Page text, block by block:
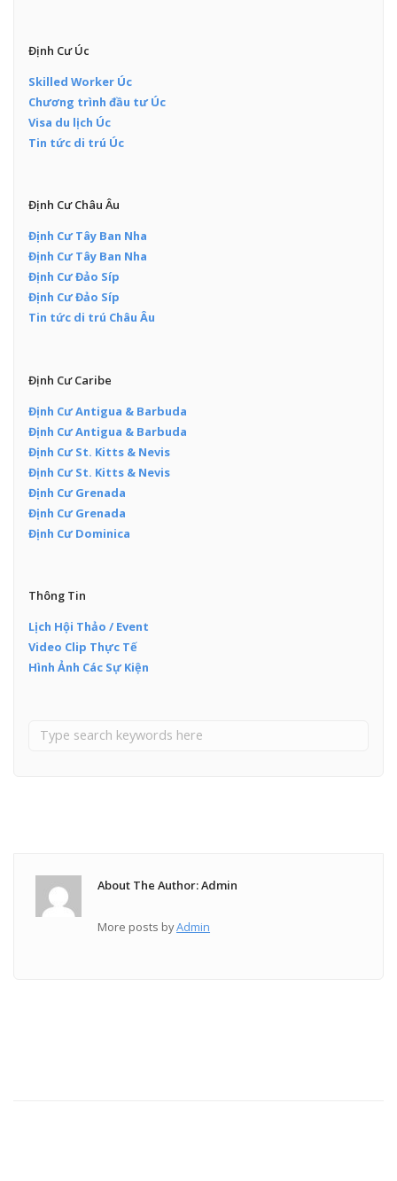
Định Cư Úc
Skilled Worker Úc
Chương trình đầu tư Úc
Visa du lịch Úc
Tin tức di trú Úc
Định Cư Châu Âu
Định Cư Tây Ban Nha
Định Cư Tây Ban Nha
Định Cư Đảo Síp
Định Cư Đảo Síp
Tin tức di trú Châu Âu
Định Cư Caribe
Định Cư Antigua & Barbuda
Định Cư Antigua & Barbuda
Định Cư St. Kitts & Nevis
Định Cư St. Kitts & Nevis
Định Cư Grenada
Định Cư Grenada
Định Cư Dominica
Thông Tin
Lịch Hội Thảo / Event
Video Clip Thực Tế
Hình Ảnh Các Sự Kiện
About The Author: Admin
More posts byAdmin